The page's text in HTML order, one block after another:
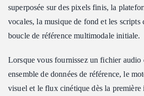
superposée sur des pixels finis, la
vocales, la musique de fond et les scripts
boucle de référence multimodale initiale.
Lorsque vous fournissez un fichier audio
ensemble de données de référence, le
visuel et le flux cinétique dès la première